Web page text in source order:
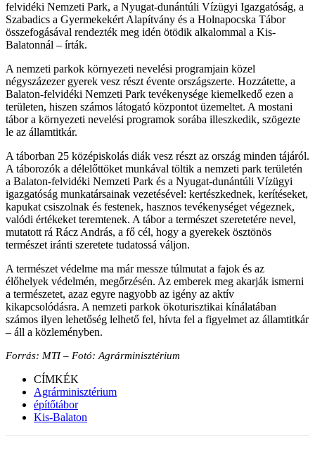
felvidéki Nemzeti Park, a Nyugat-dunántúli Vízügyi Igazgatóság, a
Szabadics a Gyermekekért Alapítvány és a Holnapocska Tábor
összefogásával rendezték meg idén ötödik alkalommal a Kis-
Balatonnál – írták.
A nemzeti parkok környezeti nevelési programjain közel
négyszázezer gyerek vesz részt évente országszerte. Hozzátette, a
Balaton-felvidéki Nemzeti Park tevékenysége kiemelkedő ezen a
területen, hiszen számos látogató központot üzemeltet. A mostani
tábor a környezeti nevelési programok sorába illeszkedik, szögezte
le az államtitkár.
A táborban 25 középiskolás diák vesz részt az ország minden tájáról.
A táborozók a délelőttöket munkával töltik a nemzeti park területén
a Balaton-felvidéki Nemzeti Park és a Nyugat-dunántúli Vízügyi
igazgatóság munkatársainak vezetésével: kertészkednek, kerítéseket,
kapukat csiszolnak és festenek, hasznos tevékenységet végeznek,
valódi értékeket teremtenek. A tábor a természet szeretetére nevel,
mutatott rá Rácz András, a fő cél, hogy a gyerekek ösztönös
természet iránti szeretete tudatossá váljon.
A természet védelme ma már messze túlmutat a fajok és az
élőhelyek védelmén, megőrzésén. Az emberek meg akarják ismerni
a természetet, azaz egyre nagyobb az igény az aktív
kikapcsolódásra. A nemzeti parkok ökoturisztikai kínálatában
számos ilyen lehetőség lelhető fel, hívta fel a figyelmet az államtitkár
– áll a közleményben.
Forrás: MTI – Fotó: Agrárminisztérium
CÍMKÉK
Agrárminisztérium
építőtábor
Kis-Balaton